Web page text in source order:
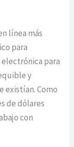
línea más
para
para
y
existían. Como
de dólares
con